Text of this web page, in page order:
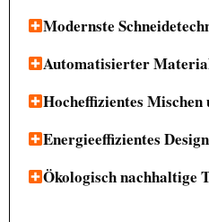
Modernste
Automatisierter
Hocheffizientes Mischen
Energieeffizientes Design
Ökologisch nachhaltige